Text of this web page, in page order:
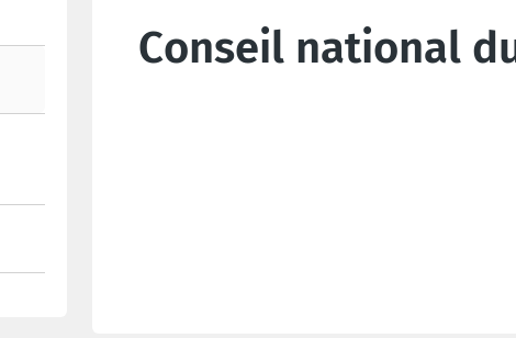
Conseil national